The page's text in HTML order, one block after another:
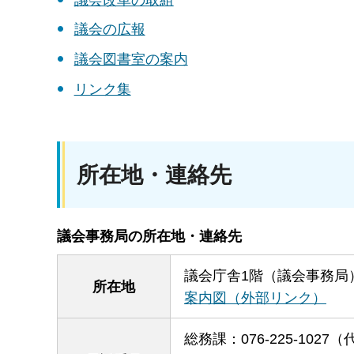
議会の広報
議会図書室の案内
リンク集
所在地・連絡先
議会事務局の所在地・連絡先
所在地
議会庁舎1階（議会事務局）
案内図（外部リンク）
総務課：076-225-1027（